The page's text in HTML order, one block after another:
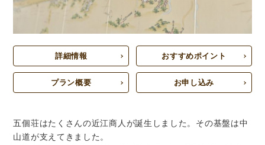
詳細情報 おすすめポイント
プラン概要 お申し込み
五個荘はたくさんの近江商人が誕生しました。その基盤は中
山道が支えてきました。